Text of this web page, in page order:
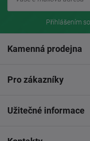
Přihlášením
Kamenná prodejna
Pro zákazníky
Užitečné informace